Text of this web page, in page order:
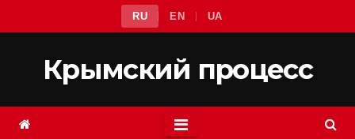
к
содержимому
RU EN UA
Крымский процесс